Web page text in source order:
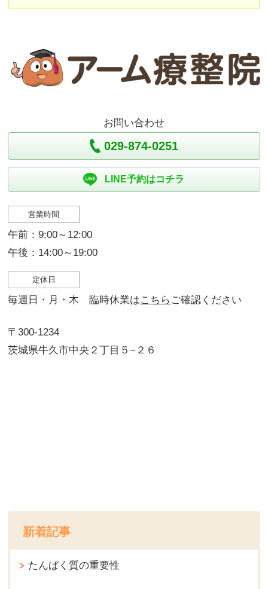
お問い合わせ
029-874-0251
LINE予約はコチラ
営業時間
午前：9:00～12:00
午後：14:00～19:00
定休日
毎週日・月・木 臨時休業はこちら ご確認ください
〒300-1234
茨城県牛久市中央２丁目５−２６
新着記事
たんぱく質の重要性